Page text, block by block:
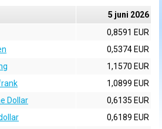
5 juni 2026
0,8591 EUR
0,5374 EUR
1,1570 EUR
1,0899 EUR
Dollar
0,6135 EUR
0,6189 EUR